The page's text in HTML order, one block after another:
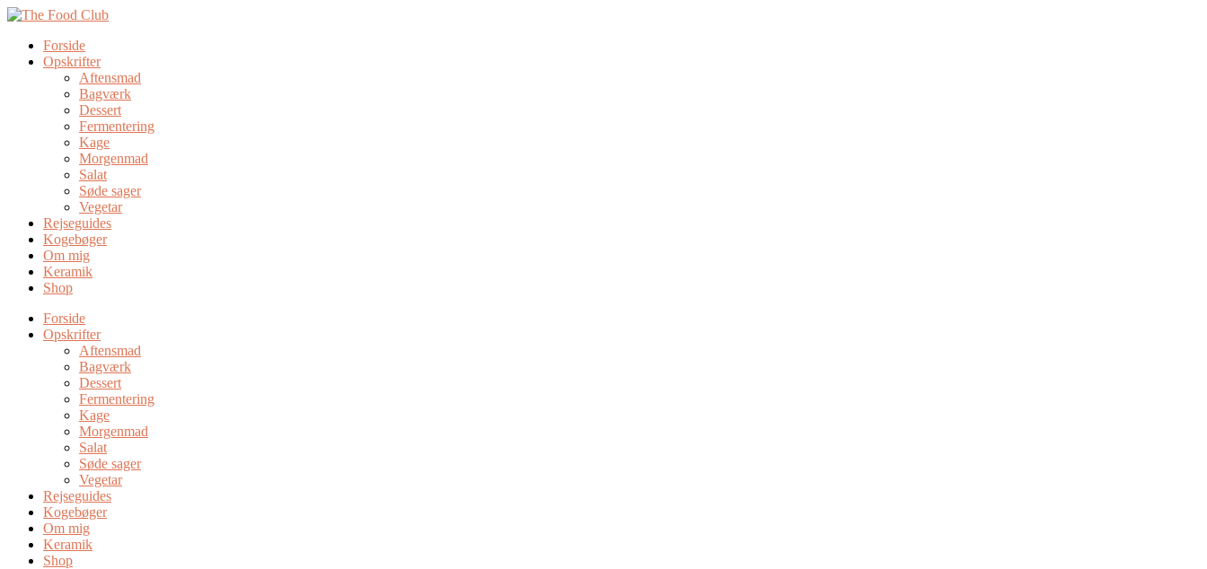
Forside
Opskrifter
Aftensmad
Bagværk
Dessert
Fermentering
Kage
Morgenmad
Salat
Søde sager
Vegetar
Rejseguides
Kogebøger
Om mig
Keramik
Shop
Forside
Opskrifter
Aftensmad
Bagværk
Dessert
Fermentering
Kage
Morgenmad
Salat
Søde sager
Vegetar
Rejseguides
Kogebøger
Om mig
Keramik
Shop